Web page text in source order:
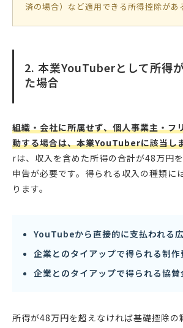
済の場合）など適用できる所得控除があ
2. 本業YouTuberとして所得
た場合
組織・会社に所属せず、個人事業主・フ
動する場合は、本業YouTuberに該当し
rは、収入を含めた所得の合計が48万円
申告が必要です。得られる収入の種類に
ります。
YouTubeから直接的に支払われる
企業とのタイアップで得られる制作
企業とのタイアップで得られる協賛
所得が48万円を超えなければ基礎控除の